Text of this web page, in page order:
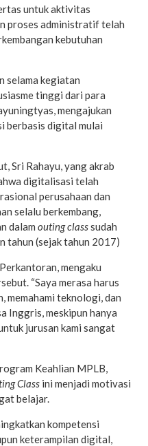
untuk aktivitas
proses administratif telah
kebutuhan
selama kegiatan
tinggi dari para
mengajukan
berbasis digital mulai
Sri Rahayu, yang akrab
digitalisasi telah
perusahaan dan
selalu berkembang,
dalam outing classsudah
tahun (sejak tahun 2017)
mengaku
“Saya merasa harus
memahami teknologi, dan
Inggris, meskipun hanya
jurusan kami sangat
Keahlian MPLB,
Class ini menjadi motivasi
belajar.
kompetensi
keterampilan digital,